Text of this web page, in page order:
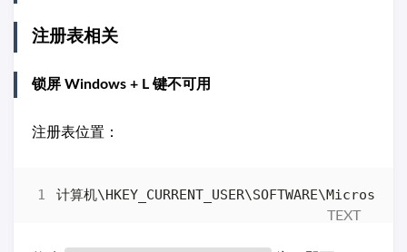
注册表相关
锁屏 Windows + L 键不可用
注册表位置：